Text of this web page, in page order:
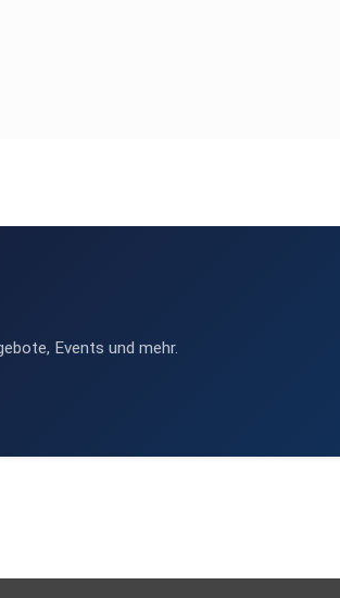
Events und mehr.